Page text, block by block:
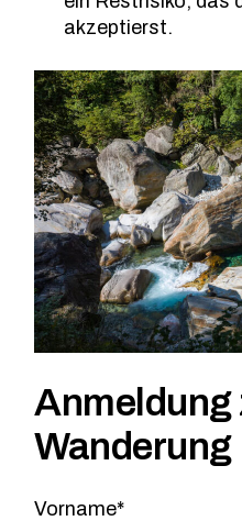
akzeptierst.
Anmeldung
Wanderung
Vorname*